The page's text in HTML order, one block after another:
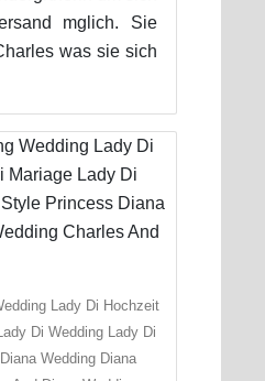
mglich. Sie
was sie sich
Lady Di Hochzeit
Di Wedding Lady Di
Wedding Diana